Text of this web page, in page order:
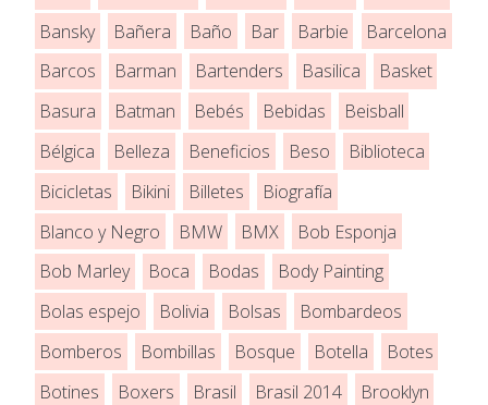
Bansky
Bañera Baño Bar Barbie
Barcelona
Barcos
Barman Bartenders Basilica
Basket
Basura
Batman Bebés Bebidas
Beisball
Bélgica
Belleza Beneficios Beso
Biblioteca
Bicicletas
Bikini Billetes
Biografía
Blanco y Negro
BMW BMX
Bob Esponja
Bob Marley
Boca Bodas
Body Painting
Bolas espejo
Bolivia Bolsas
Bombardeos
Bomberos
Bombillas Bosque Botella
Botes
Botines
Boxers Brasil Brasil 2014
Brooklyn